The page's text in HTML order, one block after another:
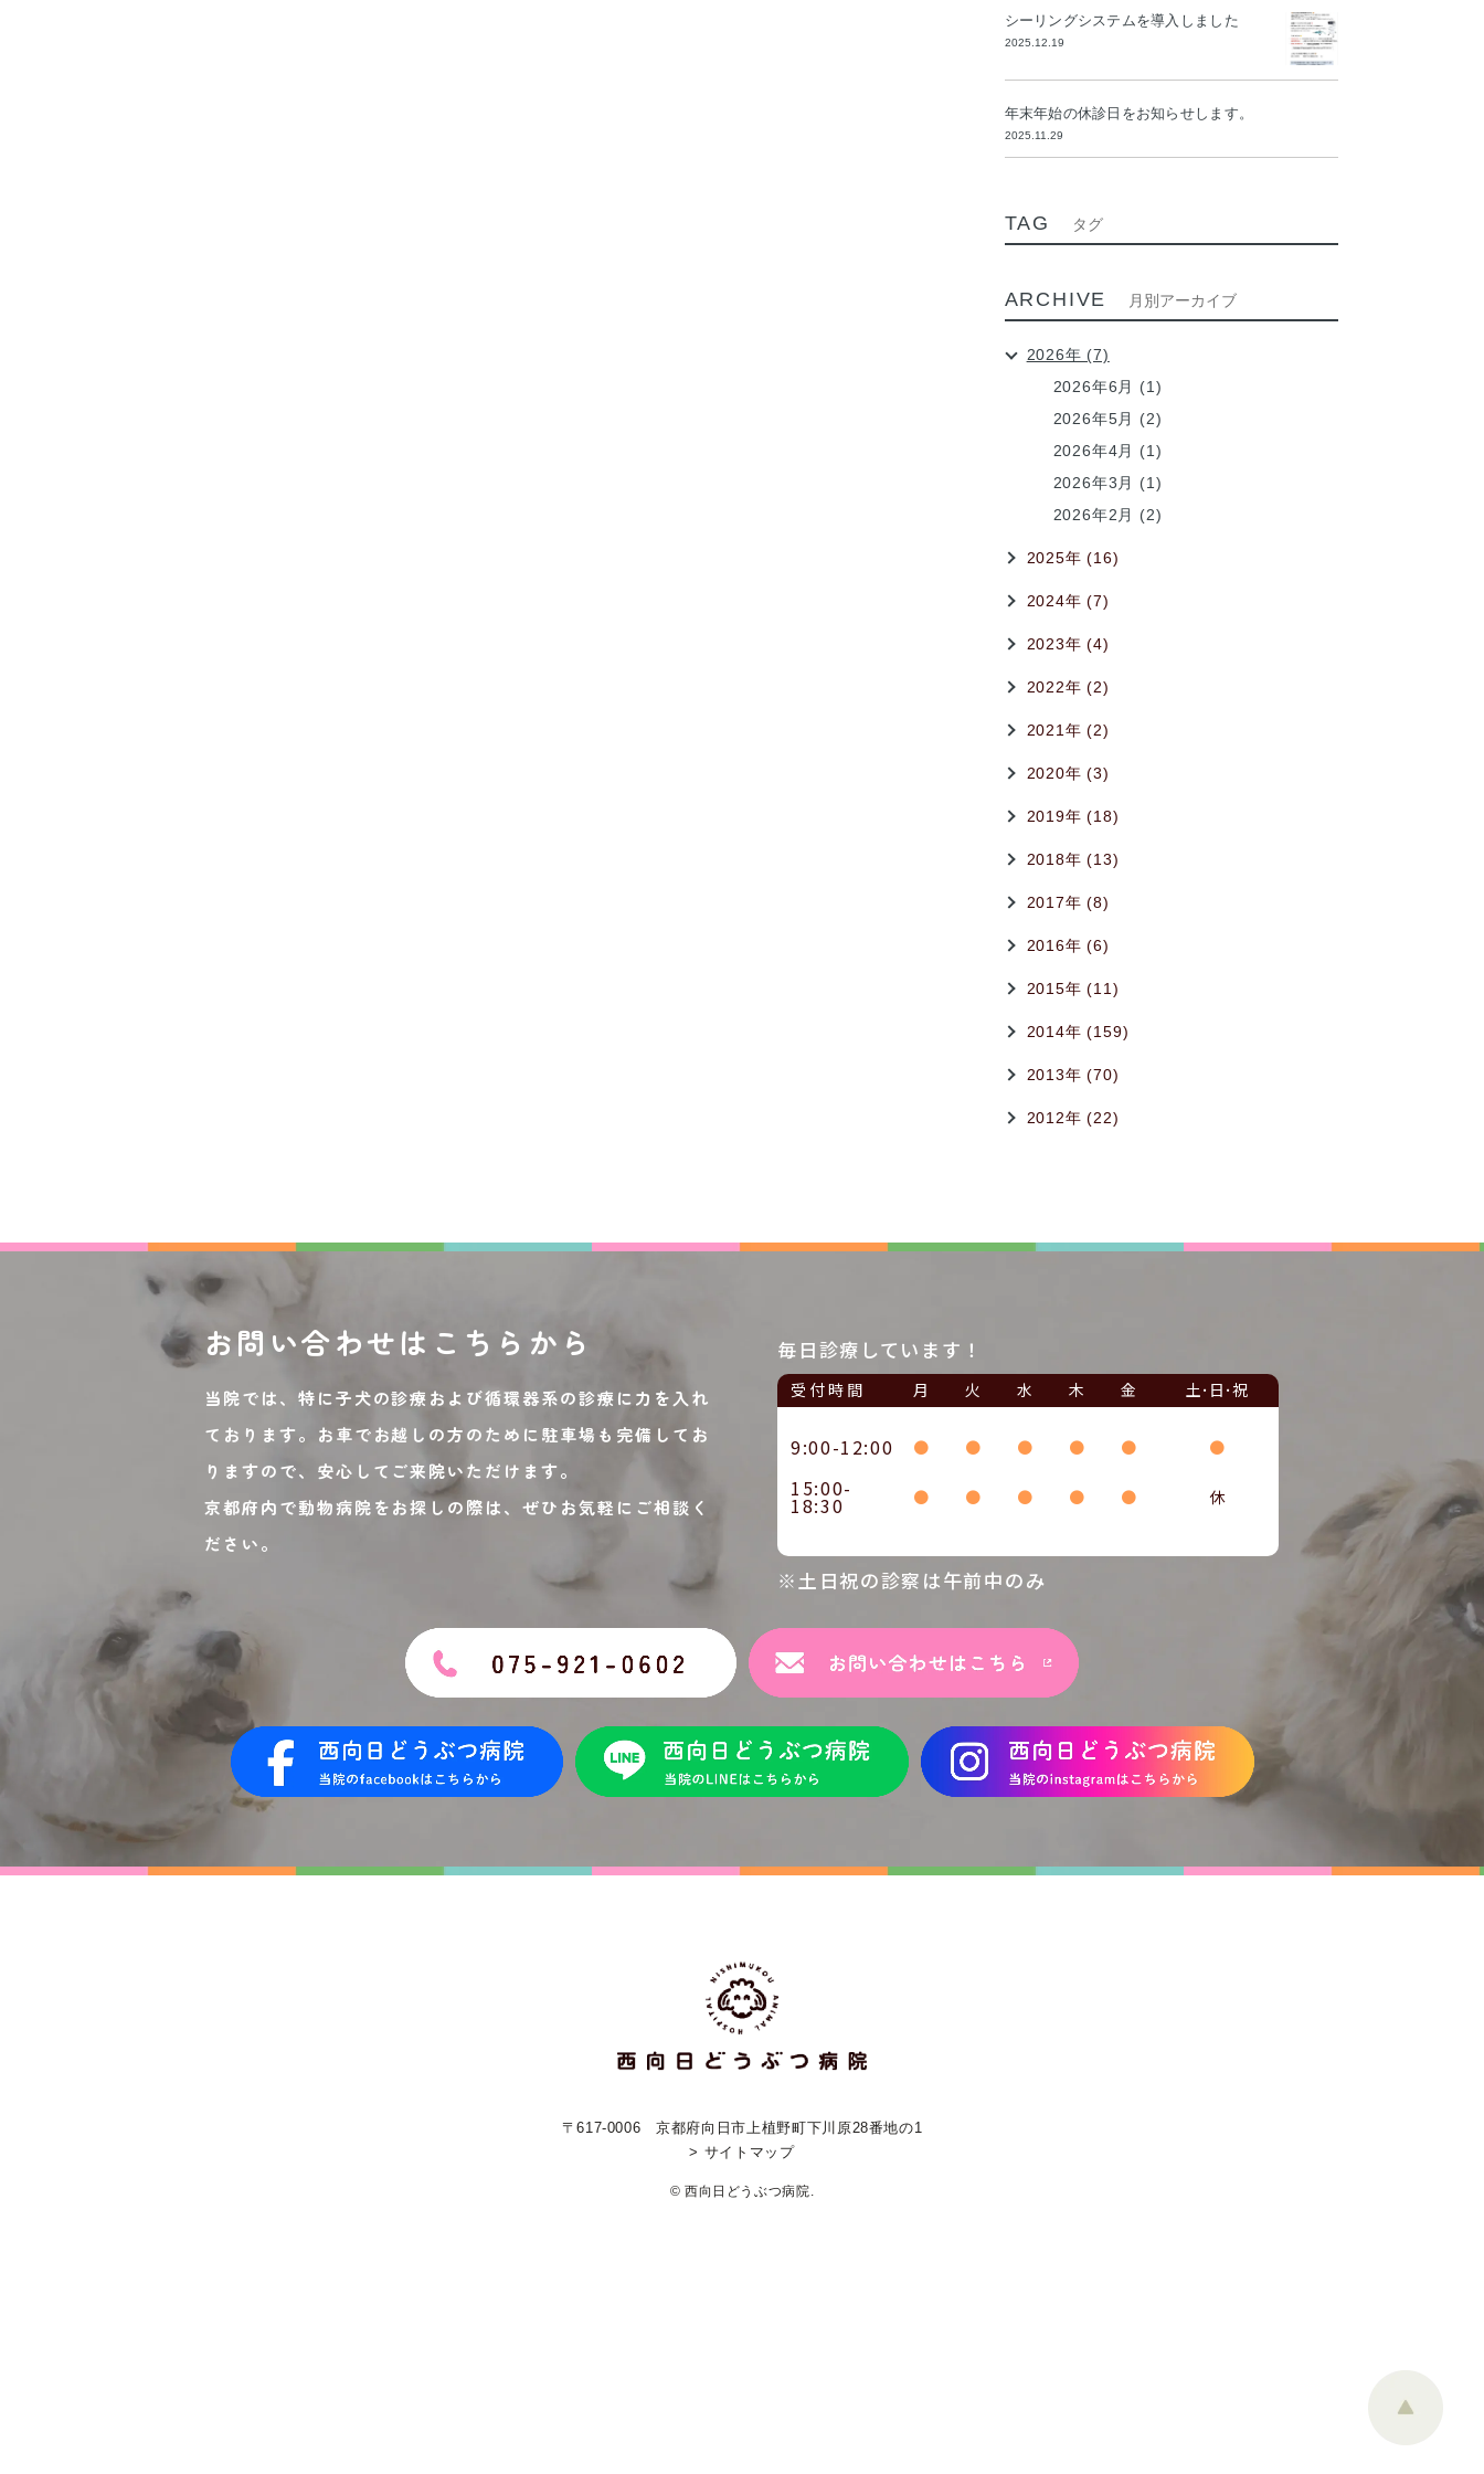
シーリングシステムを導入しました
2025.12.19
年末年始の休診日をお知らせします。
2025.11.29
TAG タグ
ARCHIVE 月別アーカイブ
2026年 (7)
2026年6月 (1)
2026年5月 (2)
2026年4月 (1)
2026年3月 (1)
2026年2月 (2)
2025年 (16)
2024年 (7)
2023年 (4)
2022年 (2)
2021年 (2)
2020年 (3)
2019年 (18)
2018年 (13)
2017年 (8)
2016年 (6)
2015年 (11)
2014年 (159)
2013年 (70)
2012年 (22)
お問い合わせは こちらから
当院では、特に子犬の診療および循環器系の診療に力を入れ
ております。お車でお越しの方のために駐車場も完備してお
りますので、安心してご来院いただけます。
京都府内で動物病院をお探しの際は、ぜひお気軽にご相談く
ださい。
毎日診療しています！
受付時間 月 火 水 木 金 土･日･祝
9:00-12:00 ● ● ● ● ● ●
15:00-
18:30 ● ● ● ● ● 休
※土日祝の診察は午前中のみ
〒617-0006京都府向日市上植野町下川原28番地の1
> サイトマップ
© 西向日どうぶつ病院.